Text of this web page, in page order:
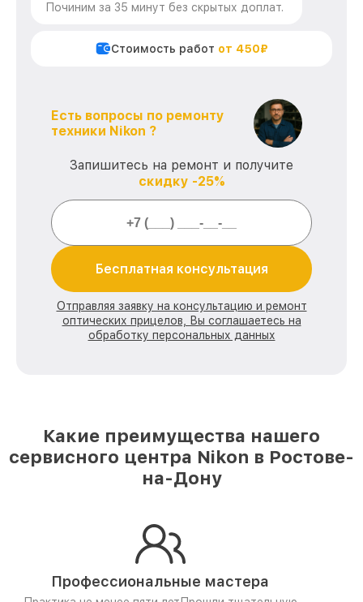
Починим за 35 минут без скрытых доплат.
Стоимость работ от 450₽
Есть вопросы по ремонту
техники Nikon ?
Запишитесь на ремонт и получите
скидку -25%
Бесплатная консультация
Отправляя заявку на консультацию и ремонт
оптических прицелов, Вы соглашаетесь на
обработку персональных данных
Какие преимущества нашего
сервисного центра Nikon в Ростове-
на-Дону
Профессиональные мастера